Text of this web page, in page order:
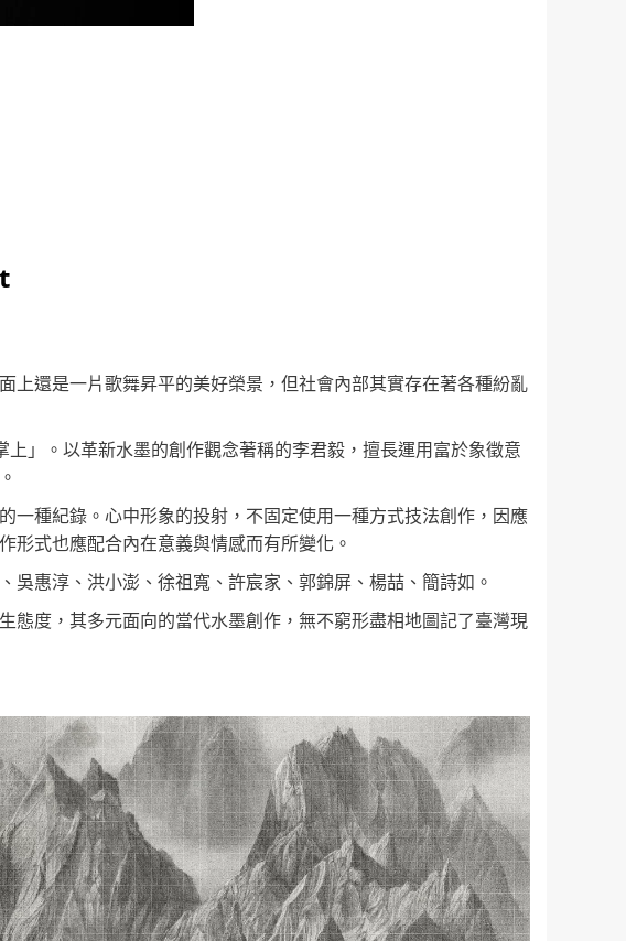
上還是一片歌舞昇平的美好榮景，但社會內部其實存在著各種紛亂
」。以革新水墨的創作觀念著稱的李君毅，擅長運用富於象徵意
一種紀錄。心中形象的投射，不固定使用一種方式技法創作，因應
形式也應配合內在意義與情感而有所變化。
惠淳、洪小澎、徐祖寬、許宸家、郭錦屏、楊喆、簡詩如。
態度，其多元面向的當代水墨創作，無不窮形盡相地圖記了臺灣現